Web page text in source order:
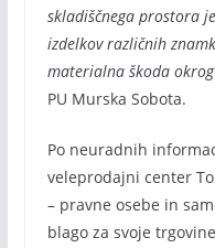
skladiščnega prostora
izdelkov različnih
materialna škoda
PU Murska Sobota.
Po neuradnih
veleprodajni center
– pravne osebe in
blago za svoje